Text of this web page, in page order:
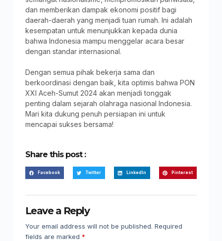
dan memberikan dampak ekonomi positif bagi
daerah-daerah yang menjadi tuan rumah. Ini adalah
kesempatan untuk menunjukkan kepada dunia
bahwa Indonesia mampu menggelar acara besar
dengan standar internasional.
Dengan semua pihak bekerja sama dan
berkoordinasi dengan baik, kita optimis bahwa PON
XXI Aceh-Sumut 2024 akan menjadi tonggak
penting dalam sejarah olahraga nasional Indonesia.
Mari kita dukung penuh persiapan ini untuk
mencapai sukses bersama!
Share this post :
Facebook Twitter LinkedIn Pinterest
Leave a Reply
Your email address will not be published. Required
fields are marked *